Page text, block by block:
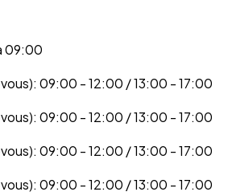
09:00
09:00 - 12:00 / 13:00 - 17:00
09:00 - 12:00 / 13:00 - 17:00
09:00 - 12:00 / 13:00 - 17:00
09:00 - 12:00 / 13:00 - 17:00